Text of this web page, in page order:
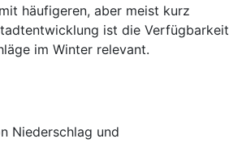
häufigeren, aber meist kurz
ist die Verfügbarkeit
im Winter relevant.
Niederschlag und